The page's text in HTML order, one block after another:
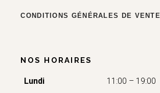
CONDITIONS GÉNÉRALES DE VENTE
NOS HORAIRES
Lundi
11:00 – 19:00